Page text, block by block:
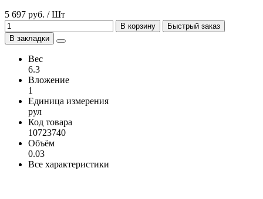
5 697 руб. / Шт
В корзину
Быстрый заказ
В закладки
Вес
6.3
Вложение
1
Единица измерения
рул
Код товара
10723740
Объём
0.03
Все характеристики